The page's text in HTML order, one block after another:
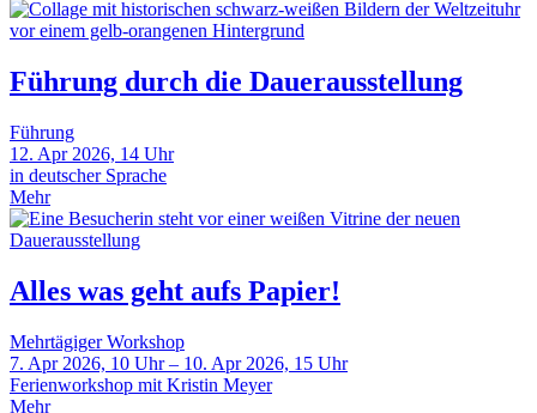
Führung durch die Dauerausstellung
Führung
12. Apr 2026, 14 Uhr
in deutscher Sprache
Mehr
Alles was geht aufs Papier!
Mehrtägiger Workshop
7. Apr 2026, 10 Uhr – 10. Apr 2026, 15 Uhr
Ferienworkshop mit Kristin Meyer
Mehr